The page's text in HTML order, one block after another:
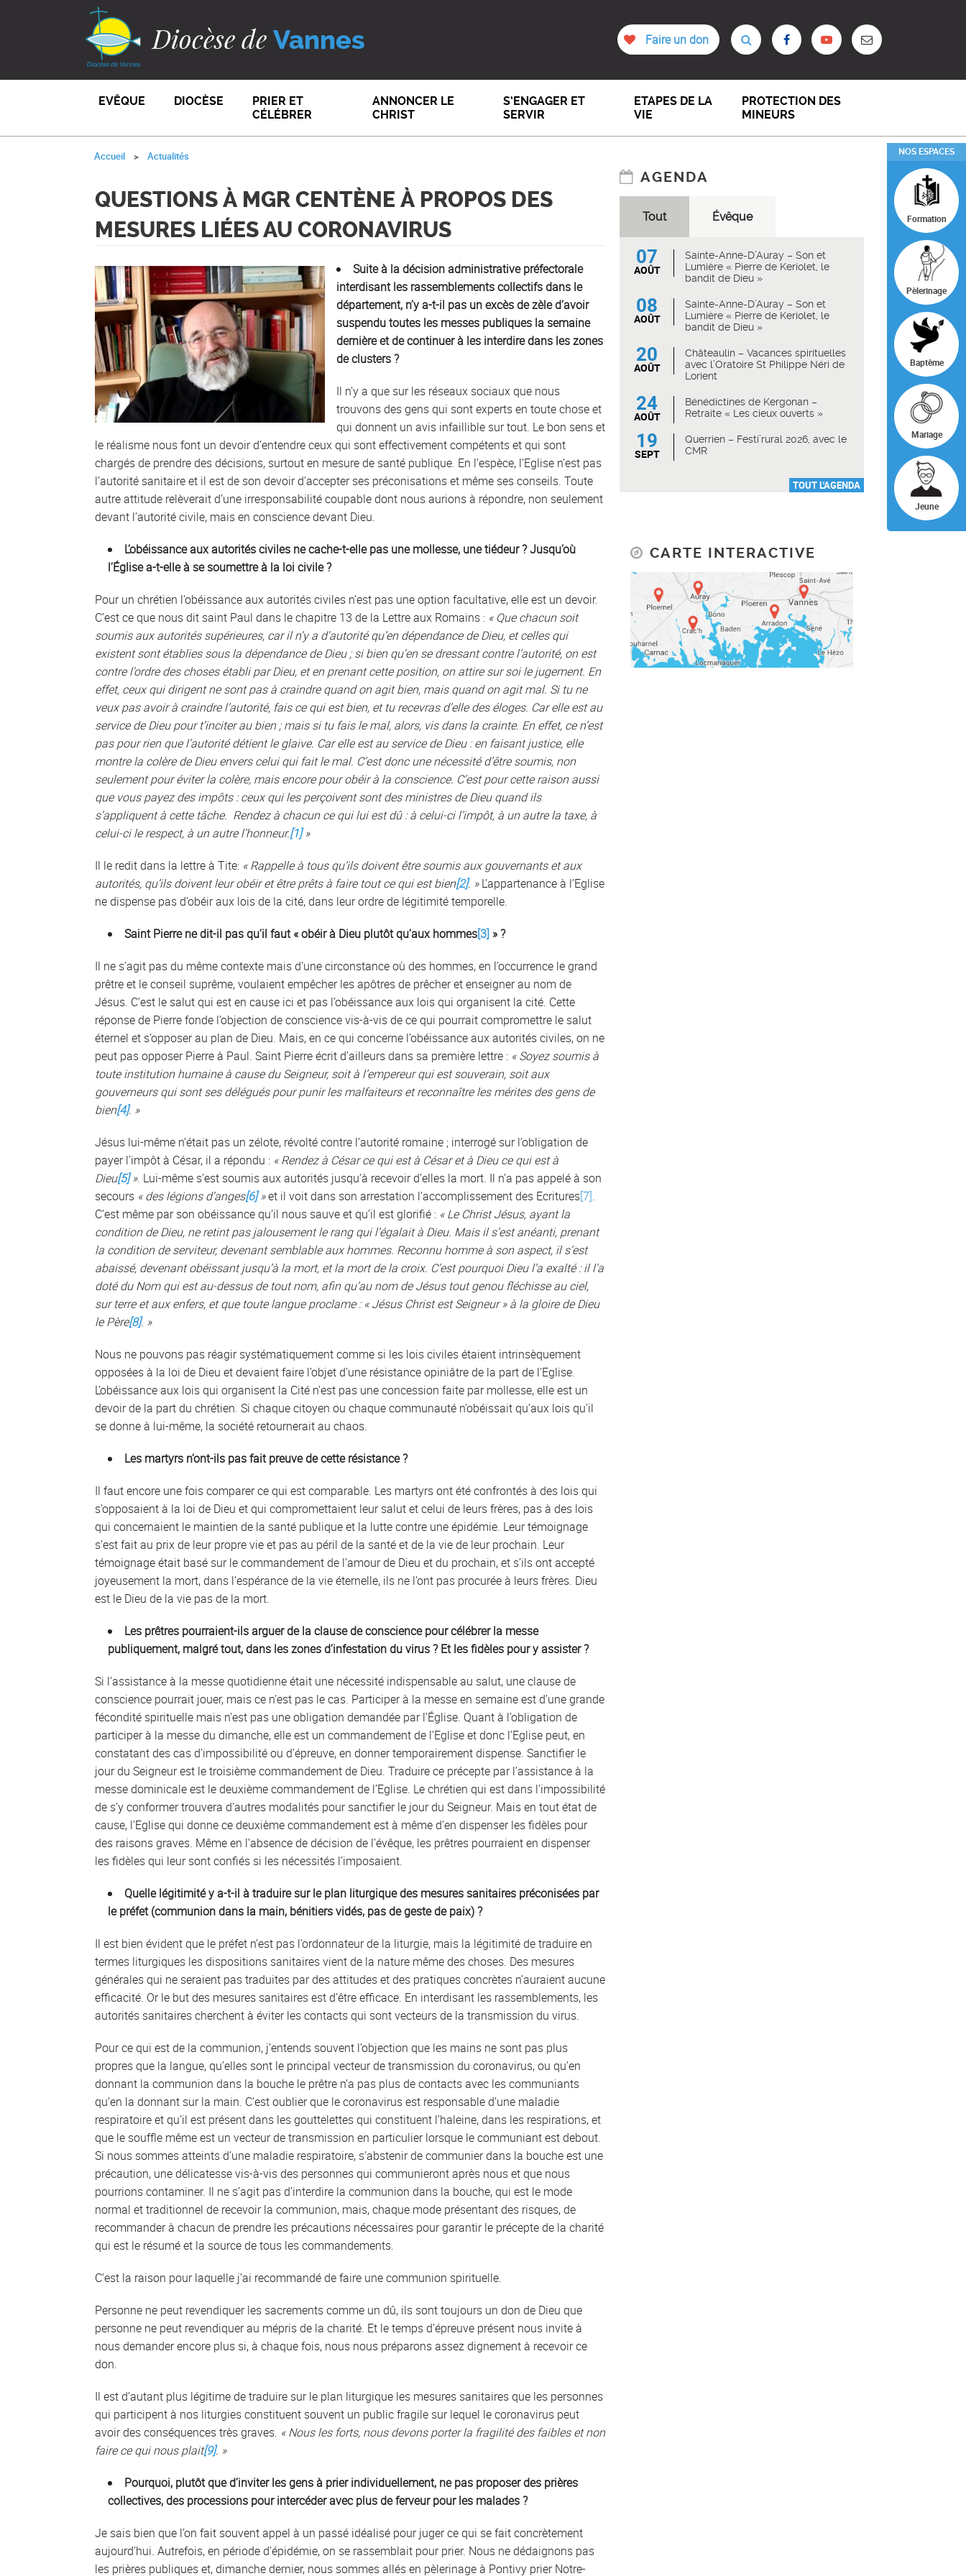
Diocèse de Vannes Faire un don
EVÊQUE DIOCÈSE
PRIER ET
CÉLÉBRER
ANNONCER LE
CHRIST
S’ENGAGER ET
SERVIR
ETAPES DE LA
VIE
PROTECTION DES
MINEURS
NOS ESPACES
Formation
Pèlerinage
Baptême
Mariage
Jeune
Accueil Actualités
QUESTIONS À MGR CENTÈNE À PROPOS DES
MESURES LIÉES AU CORONAVIRUS
Suite à la décision administrative préfectorale
interdisant les rassemblements collectifs dans le
département, n’y a-t-il pas un excès de zèle d’avoir
suspendu toutes les messes publiques la semaine
dernière et de continuer à les interdire dans les zones
de clusters ?
Il n’y a que sur les réseaux sociaux que nous
trouvons des gens qui sont experts en toute chose et
qui donnent un avis infaillible sur tout. Le bon sens et
le réalisme nous font un devoir d’entendre ceux qui sont effectivement compétents et qui sont
chargés de prendre des décisions, surtout en mesure de santé publique. En l’espèce, l’Eglise n’est pas
l’autorité sanitaire et il est de son devoir d’accepter ses préconisations et même ses conseils. Toute
autre attitude relèverait d’une irresponsabilité coupable dont nous aurions à répondre, non seulement
devant l’autorité civile, mais en conscience devant Dieu.
L’obéissance aux autorités civiles ne cache-t-elle pas une mollesse, une tiédeur ? Jusqu’où
l’Église a-t-elle à se soumettre à la loi civile ?
Pour un chrétien l’obéissance aux autorités civiles n’est pas une option facultative, elle est un devoir.
C’est ce que nous dit saint Paul dans le chapitre 13 de la Lettre aux Romains : « Que chacun soit
soumis aux autorités supérieures, car il n’y a d’autorité qu’en dépendance de Dieu, et celles qui
existent sont établies sous la dépendance de Dieu ; si bien qu’en se dressant contre l’autorité, on est
contre l’ordre des choses établi par Dieu, et en prenant cette position, on attire sur soi le jugement. En
effet, ceux qui dirigent ne sont pas à craindre quand on agit bien, mais quand on agit mal. Si tu ne
veux pas avoir à craindre l’autorité, fais ce qui est bien, et tu recevras d’elle des éloges. Car elle est au
service de Dieu pour t’inciter au bien ; mais si tu fais le mal, alors, vis dans la crainte. En effet, ce n’est
pas pour rien que l’autorité détient le glaive. Car elle est au service de Dieu : en faisant justice, elle
montre la colère de Dieu envers celui qui fait le mal. C’est donc une nécessité d’être soumis, non
seulement pour éviter la colère, mais encore pour obéir à la conscience. C’est pour cette raison aussi
que vous payez des impôts : ceux qui les perçoivent sont des ministres de Dieu quand ils
s’appliquent à cette tâche. Rendez à chacun ce qui lui est dû : à celui-ci l’impôt, à un autre la taxe, à
celui-ci le respect, à un autre l’honneur.[1]»
Il le redit dans la lettre à Tite: « Rappelle à tous qu’ils doivent être soumis aux gouvernants et aux
autorités, qu’ils doivent leur obéir et être prêts à faire tout ce qui est bien[2]. »L’appartenance à l’Eglise
ne dispense pas d’obéir aux lois de la cité, dans leur ordre de légitimité temporelle.
Saint Pierre ne dit-il pas qu’il faut « obéir à Dieu plutôt qu’aux hommes[3] » ?
Il ne s’agit pas du même contexte mais d’une circonstance où des hommes, en l’occurrence le grand
prêtre et le conseil suprême, voulaient empêcher les apôtres de prêcher et enseigner au nom de
Jésus. C’est le salut qui est en cause ici et pas l’obéissance aux lois qui organisent la cité. Cette
réponse de Pierre fonde l’objection de conscience vis-à-vis de ce qui pourrait compromettre le salut
éternel et s’opposer au plan de Dieu. Mais, en ce qui concerne l’obéissance aux autorités civiles, on ne
peut pas opposer Pierre à Paul. Saint Pierre écrit d’ailleurs dans sa première lettre : « Soyez soumis à
toute institution humaine à cause du Seigneur, soit à l’empereur qui est souverain, soit aux
gouverneurs qui sont ses délégués pour punir les malfaiteurs et reconnaître les mérites des gens de
bien[4]. »
Jésus lui-même n’était pas un zélote, révolté contre l’autorité romaine ; interrogé sur l’obligation de
payer l’impôt à César, il a répondu : « Rendez à César ce qui est à César et à Dieu ce qui est à
Dieu[5]». Lui-même s’est soumis aux autorités jusqu’à recevoir d’elles la mort. Il n’a pas appelé à son
secours « des légions d’anges[6]»et il voit dans son arrestation l’accomplissement des Ecritures[7].
C’est même par son obéissance qu’il nous sauve et qu’il est glorifié : « Le Christ Jésus, ayant la
condition de Dieu, ne retint pas jalousement le rang qui l’égalait à Dieu. Mais il s’est anéanti, prenant
la condition de serviteur, devenant semblable aux hommes. Reconnu homme à son aspect, il s’est
abaissé, devenant obéissant jusqu’à la mort, et la mort de la croix. C’est pourquoi Dieu l’a exalté : il l’a
doté du Nom qui est au-dessus de tout nom, afin qu’au nom de Jésus tout genou fléchisse au ciel,
sur terre et aux enfers, et que toute langue proclame : « Jésus Christ est Seigneur » à la gloire de Dieu
le Père[8]. »
Nous ne pouvons pas réagir systématiquement comme si les lois civiles étaient intrinsèquement
opposées à la loi de Dieu et devaient faire l’objet d’une résistance opiniâtre de la part de l’Eglise.
L’obéissance aux lois qui organisent la Cité n’est pas une concession faite par mollesse, elle est un
devoir de la part du chrétien. Si chaque citoyen ou chaque communauté n’obéissait qu’aux lois qu’il
se donne à lui-même, la société retournerait au chaos.
Les martyrs n’ont-ils pas fait preuve de cette résistance ?
Il faut encore une fois comparer ce qui est comparable. Les martyrs ont été confrontés à des lois qui
s’opposaient à la loi de Dieu et qui compromettaient leur salut et celui de leurs frères, pas à des lois
qui concernaient le maintien de la santé publique et la lutte contre une épidémie. Leur témoignage
s’est fait au prix de leur propre vie et pas au péril de la santé et de la vie de leur prochain. Leur
témoignage était basé sur le commandement de l’amour de Dieu et du prochain, et s’ils ont accepté
joyeusement la mort, dans l’espérance de la vie éternelle, ils ne l’ont pas procurée à leurs frères. Dieu
est le Dieu de la vie pas de la mort.
Les prêtres pourraient-ils arguer de la clause de conscience pour célébrer la messe
publiquement, malgré tout, dans les zones d’infestation du virus ? Et les fidèles pour y assister ?
Si l’assistance à la messe quotidienne était une nécessité indispensable au salut, une clause de
conscience pourrait jouer, mais ce n’est pas le cas. Participer à la messe en semaine est d’une grande
fécondité spirituelle mais n’est pas une obligation demandée par l’Église. Quant à l’obligation de
participer à la messe du dimanche, elle est un commandement de l’Eglise et donc l’Eglise peut, en
constatant des cas d’impossibilité ou d’épreuve, en donner temporairement dispense. Sanctifier le
jour du Seigneur est le troisième commandement de Dieu. Traduire ce précepte par l’assistance à la
messe dominicale est le deuxième commandement de l’Eglise. Le chrétien qui est dans l’impossibilité
de s’y conformer trouvera d’autres modalités pour sanctifier le jour du Seigneur. Mais en tout état de
cause, l’Eglise qui donne ce deuxième commandement est à même d’en dispenser les fidèles pour
des raisons graves. Même en l’absence de décision de l’évêque, les prêtres pourraient en dispenser
les fidèles qui leur sont confiés si les nécessités l’imposaient.
Quelle légitimité y a-t-il à traduire sur le plan liturgique des mesures sanitaires préconisées par
le préfet (communion dans la main, bénitiers vidés, pas de geste de paix) ?
Il est bien évident que le préfet n’est pas l’ordonnateur de la liturgie, mais la légitimité de traduire en
termes liturgiques les dispositions sanitaires vient de la nature même des choses. Des mesures
générales qui ne seraient pas traduites par des attitudes et des pratiques concrètes n’auraient aucune
efficacité. Or le but des mesures sanitaires est d’être efficace. En interdisant les rassemblements, les
autorités sanitaires cherchent à éviter les contacts qui sont vecteurs de la transmission du virus.
Pour ce qui est de la communion, j’entends souvent l’objection que les mains ne sont pas plus
propres que la langue, qu’elles sont le principal vecteur de transmission du coronavirus, ou qu’en
donnant la communion dans la bouche le prêtre n’a pas plus de contacts avec les communiants
qu’en la donnant sur la main. C’est oublier que le coronavirus est responsable d’une maladie
respiratoire et qu’il est présent dans les gouttelettes qui constituent l’haleine, dans les respirations, et
que le souffle même est un vecteur de transmission en particulier lorsque le communiant est debout.
Si nous sommes atteints d’une maladie respiratoire, s’abstenir de communier dans la bouche est une
précaution, une délicatesse vis-à-vis des personnes qui communieront après nous et que nous
pourrions contaminer. Il ne s’agit pas d’interdire la communion dans la bouche, qui est le mode
normal et traditionnel de recevoir la communion, mais, chaque mode présentant des risques, de
recommander à chacun de prendre les précautions nécessaires pour garantir le précepte de la charité
qui est le résumé et la source de tous les commandements.
C’est la raison pour laquelle j’ai recommandé de faire une communion spirituelle.
Personne ne peut revendiquer les sacrements comme un dû, ils sont toujours un don de Dieu que
personne ne peut revendiquer au mépris de la charité. Et le temps d’épreuve présent nous invite à
nous demander encore plus si, à chaque fois, nous nous préparons assez dignement à recevoir ce
don.
Il est d’autant plus légitime de traduire sur le plan liturgique les mesures sanitaires que les personnes
qui participent à nos liturgies constituent souvent un public fragile sur lequel le coronavirus peut
avoir des conséquences très graves. « Nous les forts, nous devons porter la fragilité des faibles et non
faire ce qui nous plait[9]. »
Pourquoi, plutôt que d’inviter les gens à prier individuellement, ne pas proposer des prières
collectives, des processions pour intercéder avec plus de ferveur pour les malades ?
Je sais bien que l’on fait souvent appel à un passé idéalisé pour juger ce qui se fait concrètement
aujourd’hui. Autrefois, en période d’épidémie, on se rassemblait pour prier. Nous ne dédaignons pas
les prières publiques et, dimanche dernier, nous sommes allés en pèlerinage à Pontivy prier Notre-
AGENDA
Tout Évêque
07
AOÛT
Sainte-Anne-D’Auray – Son et
Lumière « Pierre de Keriolet, le
bandit de Dieu »
08
AOÛT
Sainte-Anne-D’Auray – Son et
Lumière « Pierre de Keriolet, le
bandit de Dieu »
20
AOÛT
Châteaulin – Vacances spirituelles
avec l’Oratoire St Philippe Néri de
Lorient
24
AOÛT
Bénédictines de Kergonan –
Retraite « Les cieux ouverts »
19
SEPT
Querrien – Festi’rural 2026, avec le
CMR
TOUT L'AGENDA
CARTE INTERACTIVE